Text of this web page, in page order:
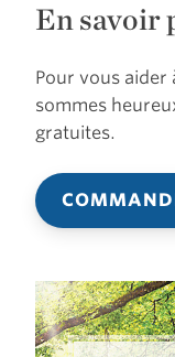
En savoir
Pour vous aider
sommes
gratuites.